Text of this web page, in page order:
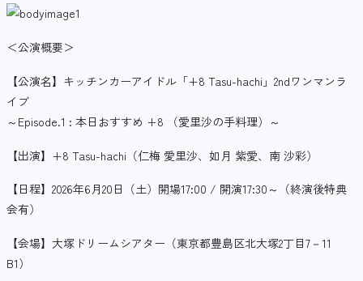
＜公演概要＞
【公演名】キッチンカーアイドル「+8 Tasu-hachi」2ndワンマンラ
イブ
～Episode.1 : 本日おすすめ +8 （愛里沙の手料理）～
【出演】+8 Tasu-hachi（仁梅 愛里沙、如月 紫愛、南 沙彩）
【日程】2026年6月20日（土）開場17:00 / 開演17:30～（終演後特典
会有）
【会場】大塚ドリームシアター（東京都豊島区北大塚2丁目7－11
B1）